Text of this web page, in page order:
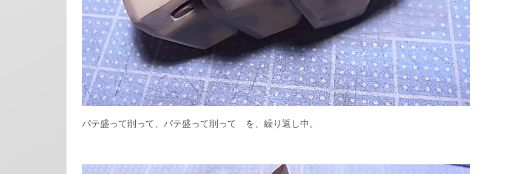
パテ盛って削って、パテ盛って削って を、繰り返し中。